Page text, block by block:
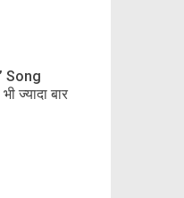
Song
ज्यादा बार